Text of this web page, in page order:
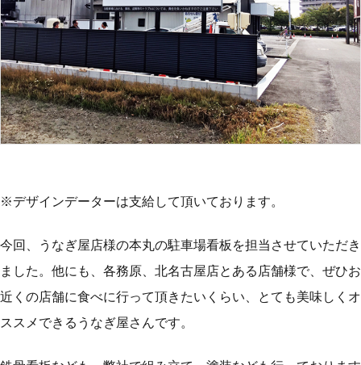
※デザインデーターは支給して頂いております。
今回、うなぎ屋店様の本丸の駐車場看板を担当させていただき
ました。他にも、各務原、北名古屋店とある店舗様で、ぜひお
近くの店舗に食べに行って頂きたいくらい、とても美味しくオ
ススメできるうなぎ屋さんです。